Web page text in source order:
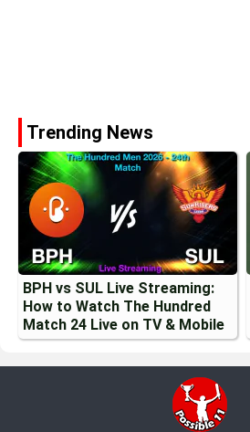
Trending News
BPH vs SUL Live Streaming:
How to Watch The Hundred
Match 24 Live on TV & Mobile